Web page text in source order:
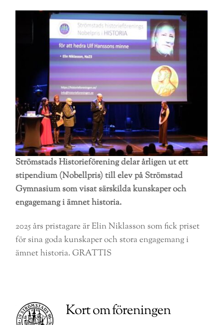
Strömstads Historieförening delar årligen ut ett
stipendium (Nobellpris) till elev på Strömstad
Gymnasium som visat särskilda kunskaper och
engagemang i ämnet historia.
2025 års pristagare är Elin Niklasson som fick priset
för sina goda kunskaper och stora engagemang i
ämnet historia. GRATTIS
Kort om föreningen